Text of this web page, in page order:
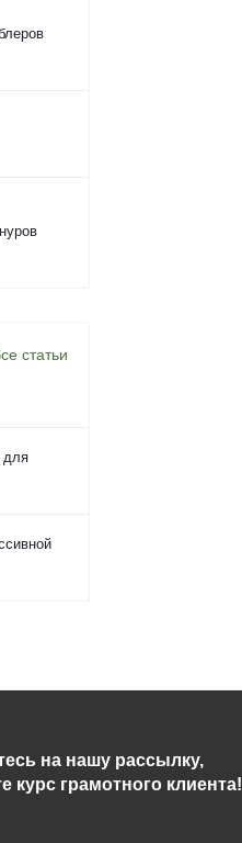
статьи
для
на нашу рассылку,
курс грамотного клиента!